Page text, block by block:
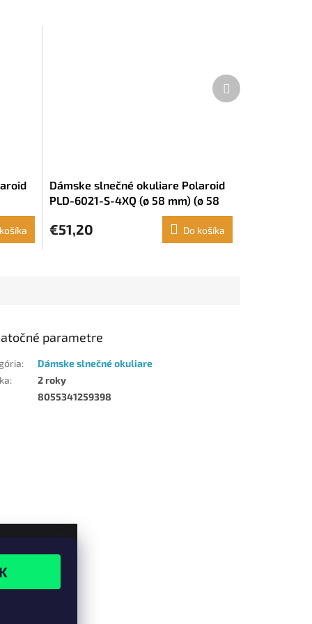
Dámske slnečné okuliare Polaroid
PLD-6021-S-4XQ (ø 58 mm) (ø 58
€51,20 Do košíka
Ďalší
produkt
parametre
:
Dámske slnečné okuliare
:
2 roky
8055341259398